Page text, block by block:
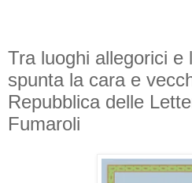
Tra luoghi allegorici e
spunta la cara e
Repubblica delle
Fumaroli